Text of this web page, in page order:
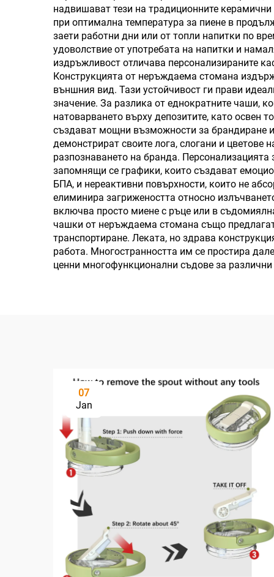
дръжка, за горещи и
студени напитки
надвишават тези на традиционните
при оптимална температура за пиене в
заети работни дни или от топли напитки по
удоволствие от употребата на напитки и
издръжливост отличава персонализираните
Конструкцията от неръждаема стомана
външния вид. Тази устойчивост ги прави
значение. За разлика от еднократните чаши,
натоварването върху депозитите, като освен
създават мощни възможности за брандиране
демонстрират своите лога, слогани и
разпознаването на бранда.
запомнящи се графики, които създават
БПА, и нереактивни повърхности, които не
елиминира загрижеността относно
включва просто миене с ръце или в
чашки от неръждаема стомана също
транспортиране. Леката, но здрава
работа. Многостранността им се простира
ценни многофункционални съдове за
07
Jan